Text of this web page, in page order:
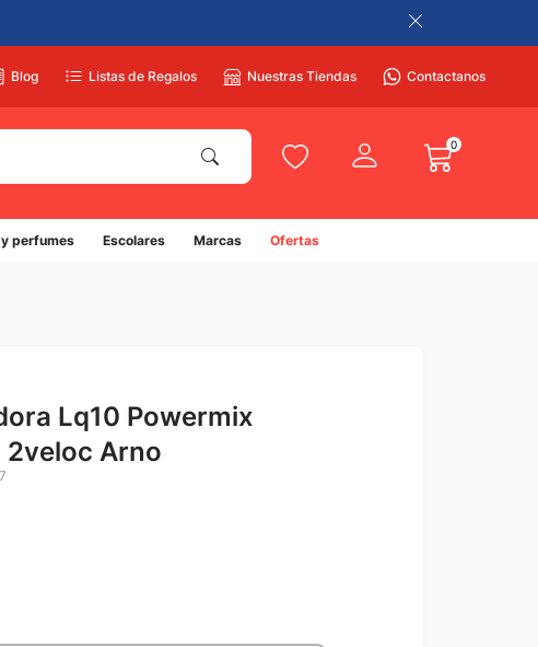
Blog Listas de Regalos Nuestras Tiendas Contactanos
0
perfumes Escolares Marcas Ofertas
Lq10 Powermix
2veloc Arno